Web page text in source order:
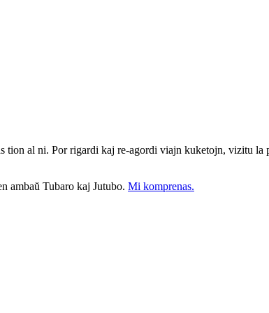
tion al ni. Por rigardi kaj re-agordi viajn kuketojn, vizitu la
ambaŭ Tubaro kaj Jutubo. Mi komprenas.